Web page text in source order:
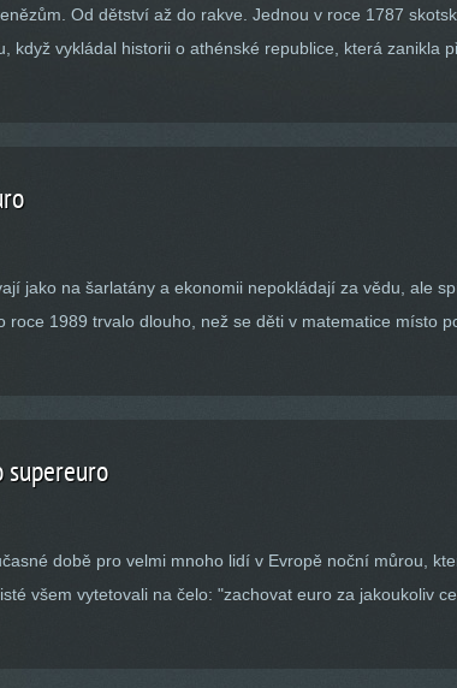
Od dětství až do rakve. Jednou v roce 1787
když vykládal historii o athénské republice, která zanikla
jako na šarlatány a ekonomii nepokládají za vědu, ale
roce 1989 trvalo dlouho, než se děti v matematice místo
supereuro
době pro velmi mnoho lidí v Evropě noční můrou,
všem vytetovali na čelo: "zachovat euro za jakoukoliv